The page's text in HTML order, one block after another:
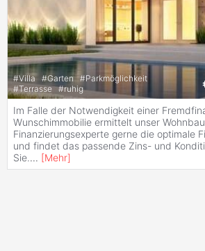
#Villa #Garten #Parkmöglichkeit
#Terrasse #ruhig
Im Falle der Notwendigkeit einer
Wunschimmobilie ermittelt unser
Finanzierungsexperte gerne die optimale
und findet das passende Zins- und
Sie.... [Mehr]